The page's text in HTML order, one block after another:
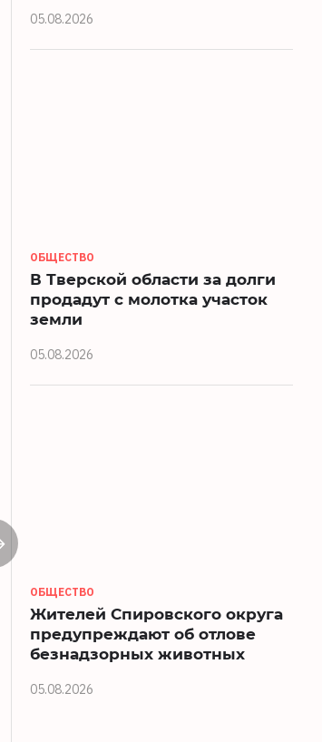
05.08.2026
ОБЩЕСТВО
В Тверской области за долги
продадут с молотка участок
земли
05.08.2026
ОБЩЕСТВО
Жителей Спировского округа
предупреждают об отлове
безнадзорных животных
05.08.2026